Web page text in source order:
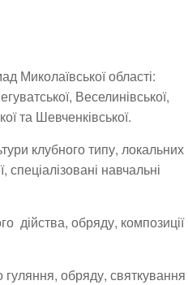
Миколаївської області:
Веселинівської,
та Шевченківської.
клубного типу, локальних
спеціалізовані навчальні
дійства, обряду, композиції
обряду, святкування